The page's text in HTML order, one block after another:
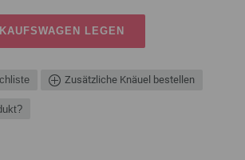
LEGEN
Zusätzliche Knäuel bestellen